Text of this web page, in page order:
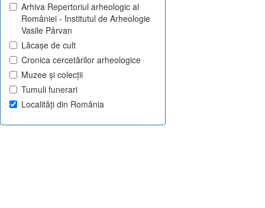
Arhiva Repertoriul arheologic al
României - Institutul de Arheologie
Vasile Pârvan
Lăcașe de cult
Cronica cercetărilor arheologice
Muzee și colecții
Tumuli funerari
Localități din România